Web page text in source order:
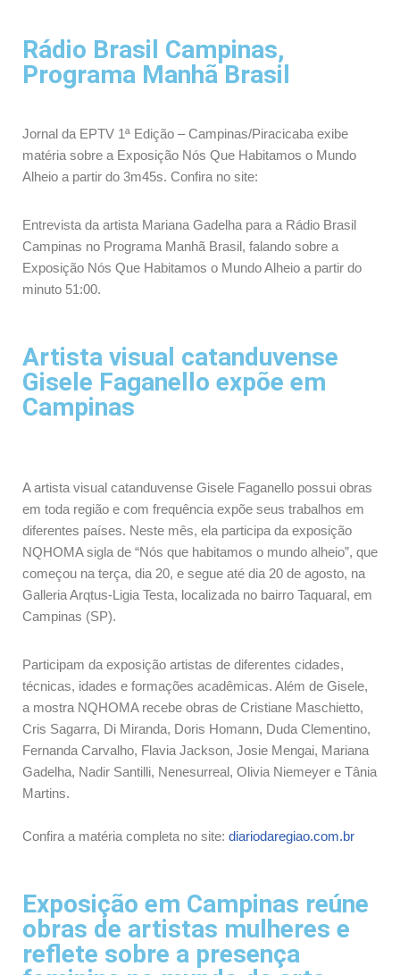
Rádio Brasil Campinas,
Programa Manhã Brasil
Jornal da EPTV 1ª Edição – Campinas/Piracicaba exibe
matéria sobre a Exposição Nós Que Habitamos o Mundo
Alheio a partir do 3m45s. Confira no site:
Entrevista da artista Mariana Gadelha para a Rádio Brasil
Campinas no Programa Manhã Brasil, falando sobre a
Exposição Nós Que Habitamos o Mundo Alheio a partir do
minuto 51:00.
Artista visual catanduvense
Gisele Faganello expõe em
Campinas
A artista visual catanduvense Gisele Faganello possui obras
em toda região e com frequência expõe seus trabalhos em
diferentes países. Neste mês, ela participa da exposição
NQHOMA sigla de “Nós que habitamos o mundo alheio”, que
começou na terça, dia 20, e segue até dia 20 de agosto, na
Galleria Arqtus-Ligia Testa, localizada no bairro Taquaral, em
Campinas (SP).
Participam da exposição artistas de diferentes cidades,
técnicas, idades e formações acadêmicas. Além de Gisele,
a mostra NQHOMA recebe obras de Cristiane Maschietto,
Cris Sagarra, Di Miranda, Doris Homann, Duda Clementino,
Fernanda Carvalho, Flavia Jackson, Josie Mengai, Mariana
Gadelha, Nadir Santilli, Nenesurreal, Olivia Niemeyer e Tânia
Martins.
Confira a matéria completa no site: diariodaregiao.com.br
Exposição em Campinas reúne
obras de artistas mulheres e
reflete sobre a presença